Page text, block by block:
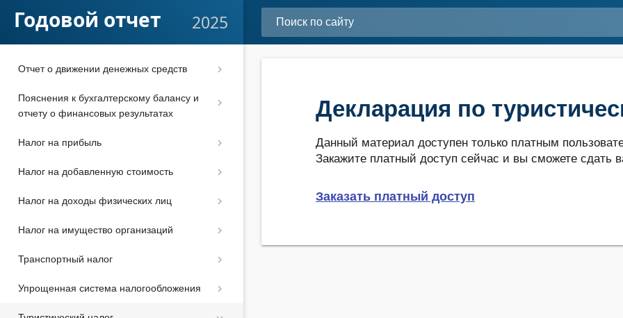
Годовой отчет 2025
Подготовка отчетности к сдаче
Отчет о движении денежных средств
Пояснения к бухгалтерскому балансу и
отчету о финансовых результатах
Налог на прибыль
Налог на добавленную стоимость
Налог на доходы физических лиц
Налог на имущество организаций
Транспортный налог
Упрощенная система налогообложения
Декларация по
Данный материал доступен только платным
Закажите платный доступ сейчас и вы сможете сдать
Заказать платный доступ